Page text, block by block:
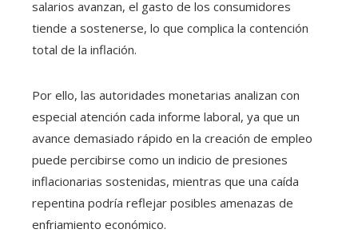
salarios avanzan, el gasto de los consumidores
tiende a sostenerse, lo que complica la contención
total de la inflación.
Por ello, las autoridades monetarias analizan con
especial atención cada informe laboral, ya que un
avance demasiado rápido en la creación de empleo
puede percibirse como un indicio de presiones
inflacionarias sostenidas, mientras que una caída
repentina podría reflejar posibles amenazas de
enfriamiento económico.